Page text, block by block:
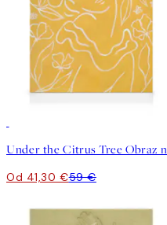
Od 41,30 €59 €